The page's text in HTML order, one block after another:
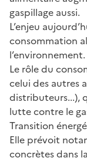
gaspillage aussi.
L’enjeu
consommation
l’environnement.
Le rôle du
celui des autres
distributeurs...),
lutte contre le
Transition
Elle prévoit
concrètes dans